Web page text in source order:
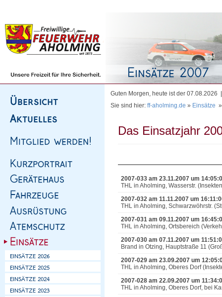
Guten Morgen, heute ist der
Sie sind hier: ff-aholming.de » Einsätze
Das Einsatzjahr
2007-033 am 23.11.2007 um
THL in Aholming, Wasserstr.
2007-032 am 11.11.2007 um
THL in Aholming, Schwarzwöhrstr.
2007-031 am 09.11.2007 um
THL in Aholming, Ortsbereich
2007-030 am 07.11.2007 um
Brand in Otzing, Hauptstraße 11
2007-029 am 23.09.2007 um
THL in Aholming, Oberes Dorf
2007-028 am 22.09.2007 um
THL in Aholming, Oberes Dorf, bei